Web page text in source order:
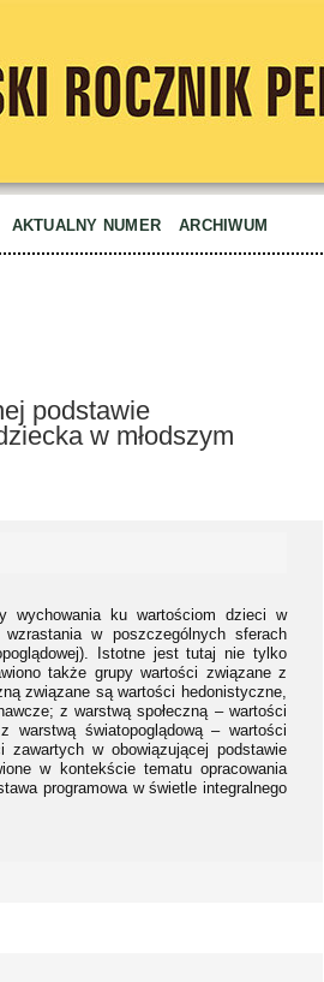
AKTUALNY NUMER ARCHIWUM
podstawie
w młodszym
wychowania ku wartościom dzieci w
w poszczególnych sferach
Istotne jest tutaj nie tylko
także grupy wartości związane z
związane są wartości hedonistyczne,
z warstwą społeczną – wartości
warstwą światopoglądową – wartości
w obowiązującej podstawie
w kontekście tematu opracowania
programowa w świetle integralnego